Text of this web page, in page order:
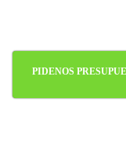
PIDENOS